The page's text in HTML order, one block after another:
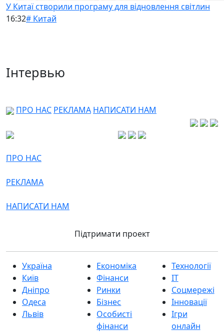
У Китаї створили програму для відновлення світлин
16:32# Китай
Інтервью
ПРО НАС РЕКЛАМА НАПИСАТИ НАМ
ПРО НАС
РЕКЛАМА
НАПИСАТИ НАМ
Підтримати проект
Україна
Київ
Дніпро
Одеса
Львів
Економіка
Фінанси
Ринки
Бізнес
Особисті
фінанси
Технології
IT
Соцмережі
Інновації
Ігри
онлайн